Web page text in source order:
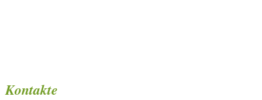
Kontakte